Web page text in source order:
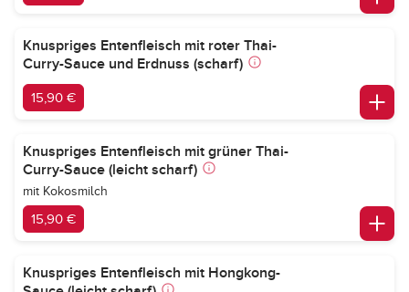
Knuspriges Entenfleisch mit roter Thai-
Curry-Sauce und Erdnuss (scharf)
15,90 €
Knuspriges Entenfleisch mit grüner Thai-
Curry-Sauce (leicht scharf)
mit Kokosmilch
15,90 €
Knuspriges Entenfleisch mit Hongkong-